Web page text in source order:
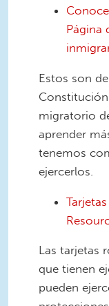
Página
Estos son
migratorio
aprender
tenemos
ejercerlos.
Las tarjetas
que tienen
pueden